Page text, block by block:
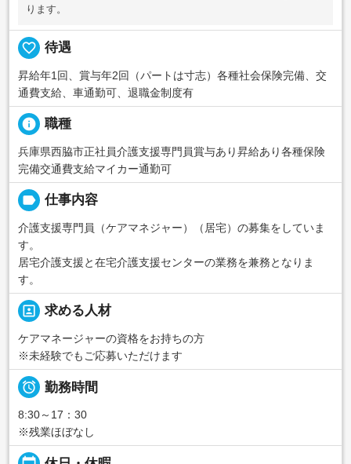
ります。
favorite_border 待遇
昇給年1回、賞与年2回（パートは寸志）各種社会保険完備、交
通費支給、車通勤可、退職金制度有
info 職種
兵庫県西脇市正社員介護支援専門員賞与あり昇給あり各種保険
完備交通費支給マイカー通勤可
label 仕事内容
介護支援専門員（ケアマネジャー）（居宅）の募集をしていま
す。
居宅介護支援と在宅介護支援センターの業務を兼務となりま
す。
portrait 求める人材
ケアマネージャーの資格をお持ちの方
※未経験でもご応募いただけます
 勤務時間
8:30～17：30
※残業ほぼなし